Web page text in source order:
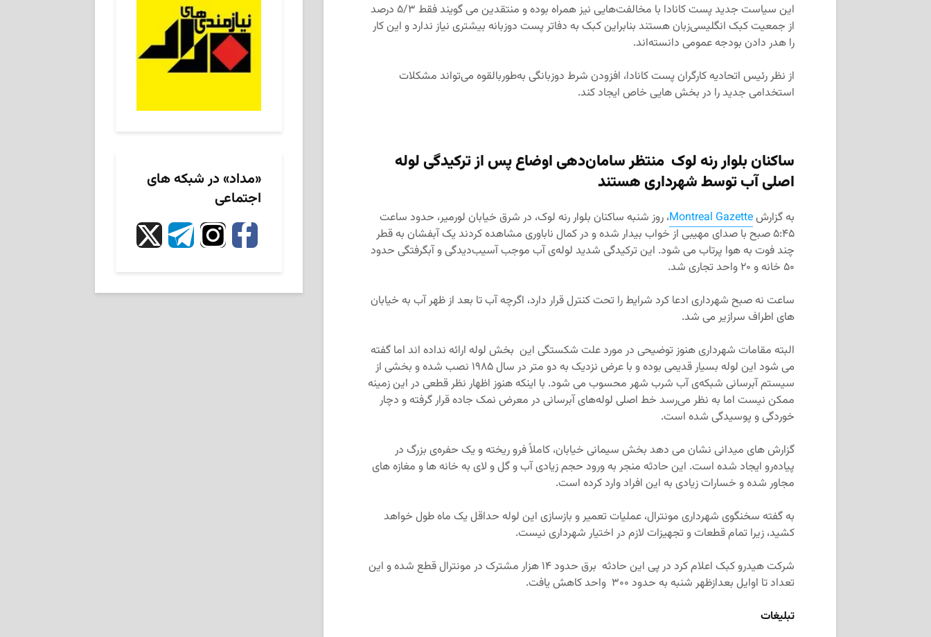
این سیاست جدید پست کانادا با مخالفت‌هایی نیز همراه بوده و منتقدین می گویند فقط ۵/۳ درصد
از جمعیت کبک انگلیسی‌زبان هستند بنابراین کبک به دفاتر پست دوزبانه بیشتری نیاز ندارد و این کار
را هدر دادن بودجه عمومی دانسته‌اند.
از نظر رئیس اتحادیه کارگران پست کانادا، افزودن شرط دوزبانگی به‌طور‌بالقوه می‌تواند مشکلات
استخدامی جدید را در بخش هایی خاص ایجاد کند.
ساکنان بلوار رنه لوک منتظر سامان‌دهی اوضاع پس از ترکیدگی لوله
اصلی آب توسط شهرداری هستند
به گزارشMontreal Gazette، روز شنبه ساکنان بلوار رنه لوک، در شرق خیابان لورمیر، حدود ساعت
۵:۴۵ صبح با صدای مهیبی از خواب بیدار شده و در کمال ناباوری مشاهده کردند یک آبفشان به قطر
چند فوت به هوا پرتاب می شود. این ترکیدگی شدید لوله‌ی آب موجب آسیب‌دیدگی و آبگرفتگی حدود
۵۰ خانه و ۲۰ واحد تجاری شد.
ساعت نه صبح شهرداری ادعا کرد شرایط را تحت کنترل قرار دارد، اگرچه آب تا بعد از ظهر آب به خیابان
های اطراف سرازیر می شد.
البته مقامات شهرداری هنوز توضیحی در مورد علت شکستگی این بخش لوله‌ ارائه نداده اند اما گفته
می شود این لوله بسیار قدیمی بوده و با عرض نزدیک به دو متر در سال ۱۹۸۵ نصب شده و بخشی از
سیستم آبرسانی شبکه‌ی آب شرب شهر محسوب می شود. با اینکه هنوز اظهار نظر قطعی در این زمینه
ممکن نیست اما به نظر می‌رسد خط اصلی لوله‌های آبرسانی در معرض نمک جاده قرار گرفته و دچار
خوردگی و پوسیدگی شده است.
گزارش های میدانی نشان می دهد بخش سیمانی خیابان، کاملاً فرو ریخته و یک حفره‌ی بزرگ در
پیاده‌رو ایجاد شده است. این حادثه منجر به ورود حجم زیادی آب و گل و لای به خانه ها و مغازه های
مجاور شده و خسارات زیادی به این افراد وارد کرده است.
به گفته سخنگوی شهرداری مونترال، عملیات تعمیر و بازسازی این لوله حداقل یک ماه طول خواهد
کشید، زیرا تمام قطعات و تجهیزات لازم در اختیار شهرداری نیست.
شرکت هیدرو کبک اعلام کرد در پی این حادثه برق حدود ۱۴ هزار مشترک در مونترال قطع شده و این
تعداد تا اوایل بعدازظهر شنبه به حدود ۳۰۰ واحد کاهش یافت.
تبلیغات
«مداد» در شبکه های
اجتماعی